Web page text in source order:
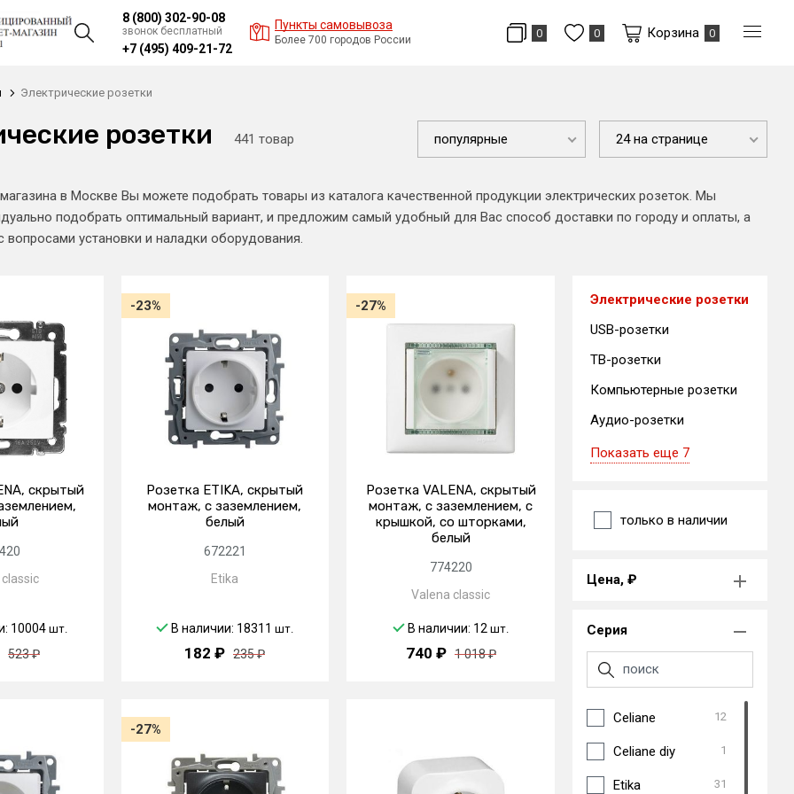
8 (800) 302-90-08
звонок бесплатный
+7 (495) 409-21-72
Пункты самовывоза
Более 700 городов России
0 0 Корзина 0
Электрические розетки
розетки 441 товар популярные 24 на странице
в Москве Вы можете подобрать товары из каталога качественной продукции электрических розеток. Мы
подобрать оптимальный вариант, и предложим самый удобный для Вас способ доставки по городу и оплаты, а
установки и наладки оборудования.
скрытый
10004шт.
523 ₽
-23%
Розетка ETIKA, скрытый
монтаж, с заземлением,
белый
672221
Etika
В наличии: 18311 шт.
182 ₽ 235 ₽
-27%
Розетка VALENA, скрытый
монтаж, с заземлением, с
крышкой, со шторками,
белый
774220
Valena classic
В наличии: 12 шт.
740 ₽ 1 018 ₽
-27%
Электрические розетки
USB-розетки
ТВ-розетки
Компьютерные розетки
Аудио-розетки
Показать еще 7
только в наличии
Цена, ₽
Серия
Celiane 12
Celiane diy 1
Etika 31